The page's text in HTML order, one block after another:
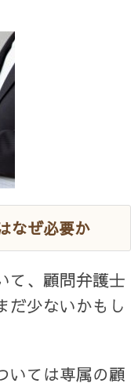
なぜ必要か
て、顧問弁護士
だ少ないかもし
いては専属の顧